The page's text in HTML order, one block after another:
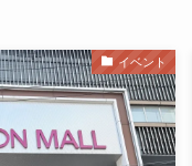
イベント